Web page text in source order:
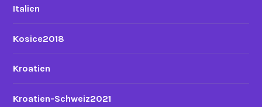
Italien
Kosice2018
Kroatien
Kroatien-Schweiz2021